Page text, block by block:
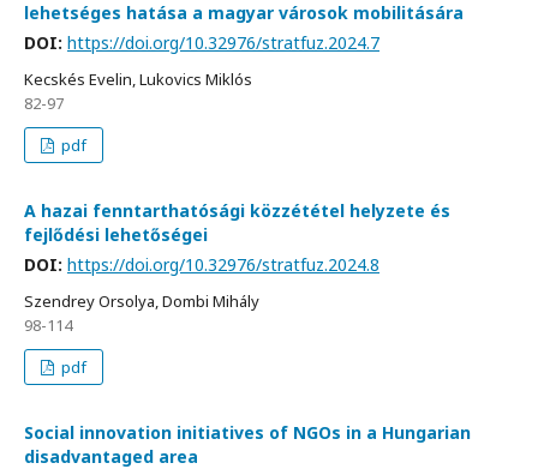
lehetséges hatása a magyar városok mobilitására
DOI: https://doi.org/10.32976/stratfuz.2024.7
Kecskés Evelin, Lukovics Miklós
82-97
pdf
A hazai fenntarthatósági közzététel helyzete és
fejlődési lehetőségei
DOI: https://doi.org/10.32976/stratfuz.2024.8
Szendrey Orsolya, Dombi Mihály
98-114
pdf
Social innovation initiatives of NGOs in a Hungarian
disadvantaged area